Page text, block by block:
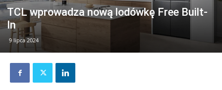
TCL wprowadza nową lodówkę Free Built-
In
9 lipca 2024